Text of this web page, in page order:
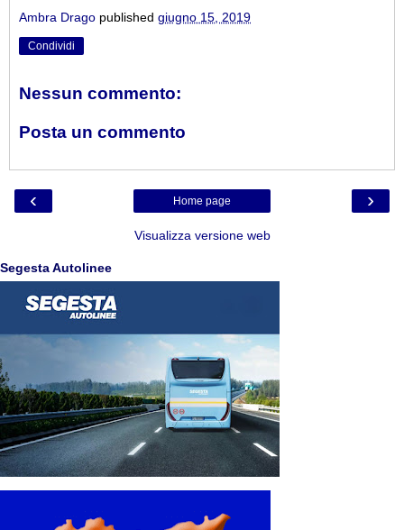
Ambra Drago published giugno 15, 2019
Condividi
Nessun commento:
Posta un commento
‹ ›
Home page
Visualizza versione web
Segesta Autolinee